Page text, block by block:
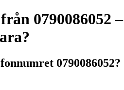
0790086052 –
0790086052?